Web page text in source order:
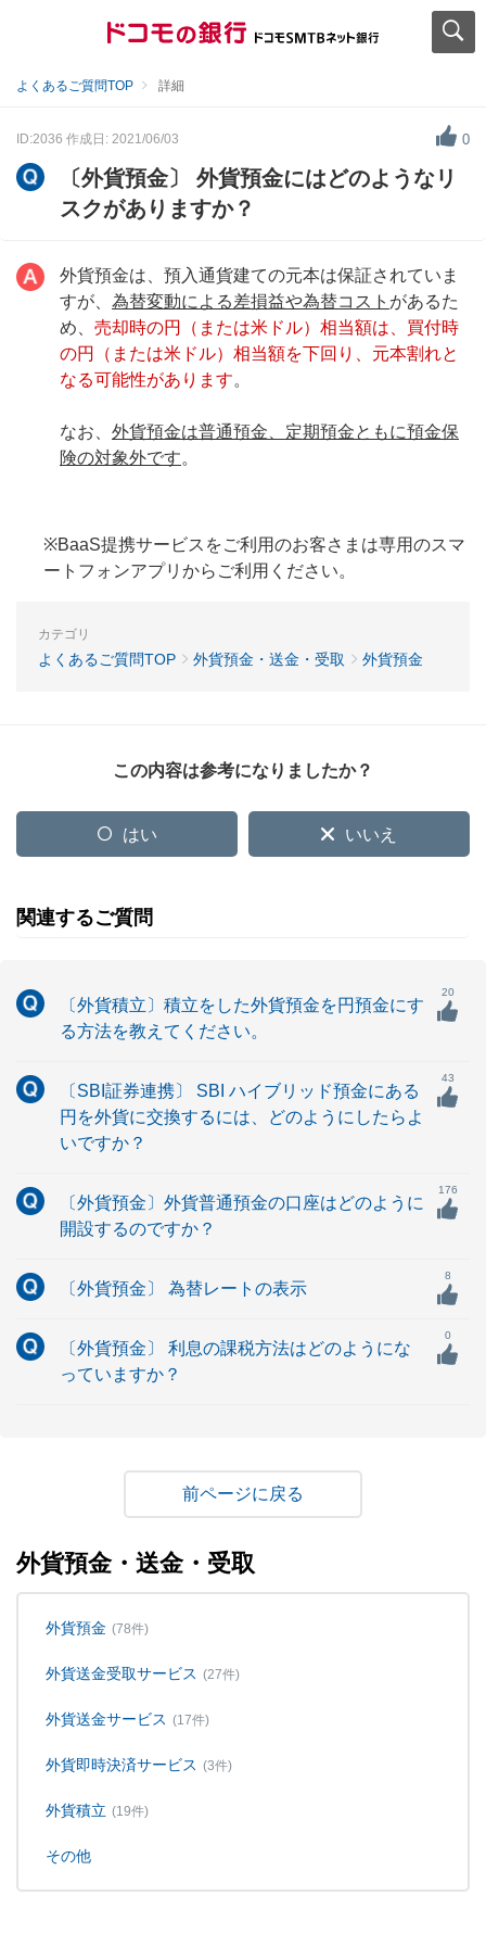
よくあるご質問TOP 詳細
ID:2036 作成日: 2021/06/03 0
〔外貨預金〕 外貨預金にはどのようなリ
スクがありますか？
外貨預金は、預入通貨建ての元本は保証されていま
すが、 為替変動による差損益や為替コスト があるた
め、 売却時の円（または米ドル）相当額は、買付時
の円（または米ドル）相当額を下回り、元本割れと
なる可能性があります。
なお、 外貨預金は普通預金、定期預金ともに預金保
険の対象外です。
※BaaS提携サービスをご利用のお客さまは専用のスマ
ートフォンアプリからご利用ください。
カテゴリ
よくあるご質問TOP 外貨預金・送金・受取 外貨預金
この内容は参考になりましたか？
はい いいえ
関連するご質問
〔外貨積立〕積立をした外貨預金を円預金にす
る方法を教えてください。
20
〔SBI証券連携〕 SBI ハイブリッド預金にある
円を外貨に交換するには、どのようにしたらよ
いですか？
43
〔外貨預金〕外貨普通預金の口座はどのように
開設するのですか？
176
〔外貨預金〕 為替レートの表示
8
〔外貨預金〕 利息の課税方法はどのようにな
っていますか？
0
戻る
外貨預金・送金・受取
外貨預金 (78件)
外貨送金受取サービス (27件)
外貨送金サービス (17件)
外貨即時決済サービス (3件)
外貨積立 (19件)
その他